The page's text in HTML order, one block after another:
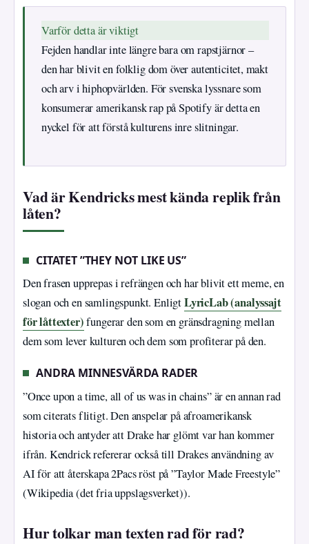
Varför detta är viktigt
Fejden handlar inte längre bara om rapstjärnor –
den har blivit en folklig dom över autenticitet, makt
och arv i hiphopvärlden. För svenska lyssnare som
konsumerar amerikansk rap på Spotify är detta en
nyckel för att förstå kulturens inre slitningar.
Vad är Kendricks mest kända replik från
låten?
CITATET ”THEY NOT LIKE US”
Den frasen upprepas i refrängen och har blivit ett meme, en
slogan och en samlingspunkt. EnligtLyricLab (analyssajt
för låttexter)fungerar den som en gränsdragning mellan
dem som lever kulturen och dem som profiterar på den.
ANDRA MINNESVÄRDA RADER
”Once upon a time, all of us was in chains” är en annan rad
som citerats flitigt. Den anspelar på afroamerikansk
historia och antyder att Drake har glömt var han kommer
ifrån. Kendrick refererar också till Drakes användning av
AI för att återskapa 2Pacs röst på ”Taylor Made Freestyle”
(Wikipedia (det fria uppslagsverket)).
Hur tolkar man texten rad för rad?